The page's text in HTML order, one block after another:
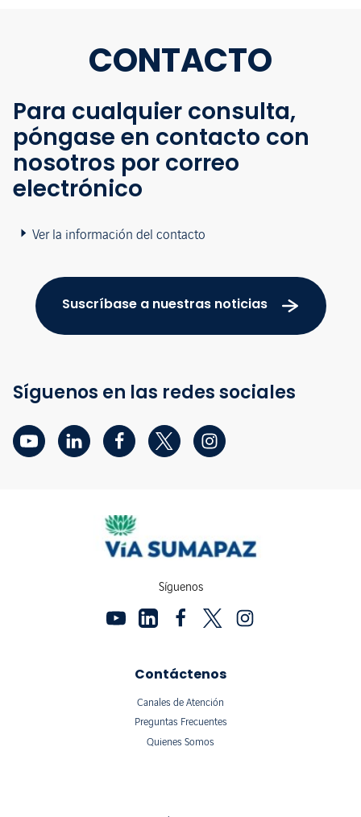
CONTACTO
Para cualquier consulta,
póngase en contacto con
nosotros por correo
electrónico
Ver la información del contacto
Suscríbase a nuestras noticias
Síguenos en las redes sociales
Síguenos
Contáctenos
Canales de Atención
Preguntas Frecuentes
Quienes Somos